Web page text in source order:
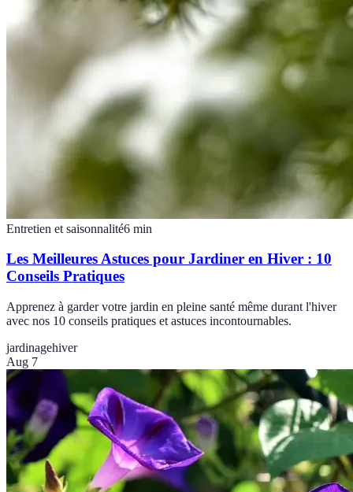
Entretien et saisonnalité6 min
Les Meilleures Astuces pour Jardiner en Hiver : 10
Conseils Pratiques
Apprenez à garder votre jardin en pleine santé même durant l'hiver
avec nos 10 conseils pratiques et astuces incontournables.
jardinagehiver
Aug 7